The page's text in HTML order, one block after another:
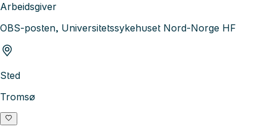
Arbeidsgiver
OBS-posten, Universitetssykehuset Nord-Norge HF
Sted
Tromsø